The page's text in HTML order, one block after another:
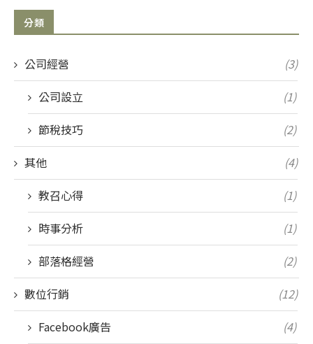
分類
公司經營
(3)
公司設立
(1)
節稅技巧
(2)
其他
(4)
教召心得
(1)
時事分析
(1)
部落格經營
(2)
數位行銷
(12)
Facebook廣告
(4)